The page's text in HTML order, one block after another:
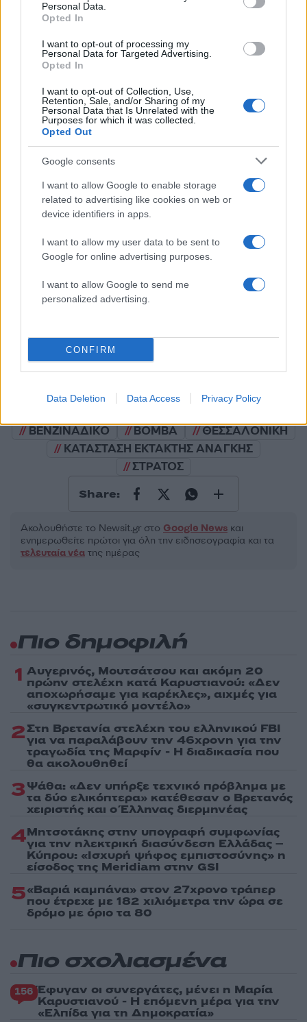
Personal Data.
Opted In
I want to opt-out of processing my
Personal Data for Targeted Advertising.
Opted In
I want to opt-out of Collection, Use,
Retention, Sale, and/or Sharing of my
Personal Data that Is Unrelated with the
Purposes for which it was collected.
Opted Out
Google consents
I want to allow Google to enable storage
related to advertising like cookies on web or
device identifiers in apps.
I want to allow my user data to be sent to
Google for online advertising purposes.
I want to allow Google to send me
personalized advertising.
CONFIRM
Data Deletion Data Access Privacy Policy
Σχόλια
Σχολίασε εδώ
50 /50
Υποβολή σχολίου
ΒΕΝΖΙΝΑΔΙΚΟ
ΒΟΜΒΑ
ΘΕΣΣΑΛΟΝΙΚΗ
ΚΑΤΑΣΤΑΣΗ ΕΚΤΑΚΤΗΣ ΑΝΑΓΚΗΣ
ΣΤΡΑΤΟΣ
Share:
Ακολουθήστε το Νewsit.gr στο Google News και
ενημερωθείτε πρώτοι για όλη την ειδησεογραφία και τα
τελευταία νέα της ημέρας
Μυστράς: Παθολογικά αίτια
«δείχνει» η πρώτη
για τον θάνατο του
90χρονου, που έκρυψε ο
γιος του σε καταψύκτη
Προφυλακίστηκε ο
Τήρησε το δικαίωμα
Πιο δημοφιλή
1 Αυγερινός, Μουτσάτσου και ακόμη 20
πρώην στελέχη κατά Καρυστιανού: «Δεν
αποχωρήσαμε για καρέκλες», αιχμές για
«συγκεντρωτικό μοντέλο»
2Στη Βρετανία στελέχη του ελληνικού FBI
για να παραλάβουν την 46χρονη για την
τραγωδία της Μαρφίν - Η διαδικασία που
θα ακολουθηθεί
3Ψάθα: «Δεν υπήρξε τεχνικό πρόβλημα με
τα δύο ελικόπτερα» κατέθεσαν ο Βρετανός
χειριστής και ο Έλληνας διερμηνέας
4Μητσοτάκης στην υπογραφή συμφωνίας
για την ηλεκτρική διασύνδεση Ελλάδας –
Κύπρου: «Ισχυρή ψήφος εμπιστοσύνης» η
είσοδος της Meridiam στην GSI
5«Βαριά καμπάνα» στον 27χρονο τράπερ
που έτρεχε με 182 χιλιόμετρα την ώρα σε
δρόμο με όριο τα 80
Πιο σχολιασμένα
156 Έφυγαν οι συνεργάτες, μένει η Μαρία
Καρυστιανού - Η επόμενη μέρα για την
«Ελπίδα για τη Δημοκρατία»